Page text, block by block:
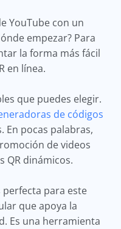
YouTube con un
empezar? Para
la forma más fácil
en línea.
que puedes elegir.
de códigos
En pocas palabras,
de videos
QR dinámicos.
perfecta para este
que apoya la
Es una herramienta